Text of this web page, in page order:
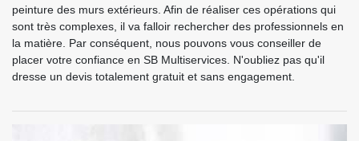
peinture des murs extérieurs. Afin de réaliser ces opérations qui
sont très complexes, il va falloir rechercher des professionnels en
la matière. Par conséquent, nous pouvons vous conseiller de
placer votre confiance en SB Multiservices. N'oubliez pas qu'il
dresse un devis totalement gratuit et sans engagement.